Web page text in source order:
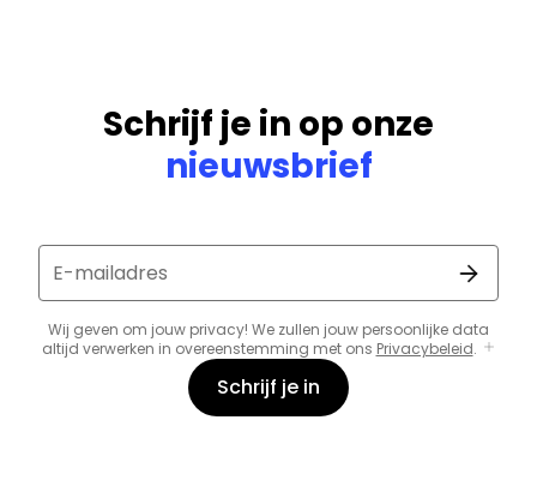
Schrijf je in op onze
nieuwsbrief
E-mailadres
Wij geven om jouw privacy! We zullen jouw persoonlijke data
altijd verwerken in overeenstemming met ons Privacybeleid.
Schrijf je in